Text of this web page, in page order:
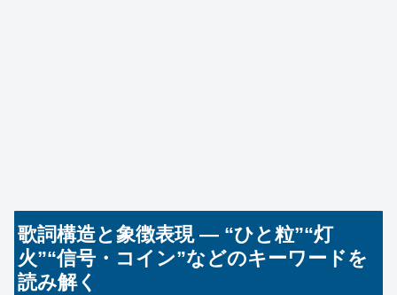
歌詞構造と象徴表現 ― “ひと粒”“灯
火”“信号・コイン”などのキーワードを
読み解く